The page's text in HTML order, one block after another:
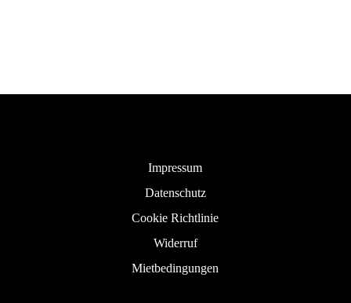
Impressum
Datenschutz
Cookie Richtlinie
Widerruf
Mietbedingungen